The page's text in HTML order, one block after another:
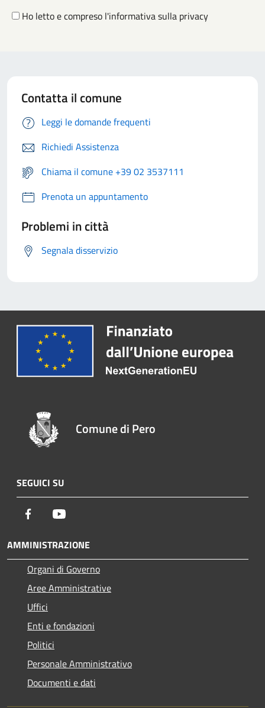
Ho letto e compreso l'informativa sulla privacy
Contatta il comune
Leggi le domande frequenti
Richiedi Assistenza
Chiama il comune +39 02 3537111
Prenota un appuntamento
Problemi in città
Segnala disservizio
Comune di Pero
SEGUICI SU
Facebook
AMMINISTRAZIONE
Organi di Governo
Aree Amministrative
Uffici
Enti e fondazioni
Politici
Personale Amministrativo
Documenti e dati